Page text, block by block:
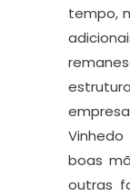
tempo,
boas
outras